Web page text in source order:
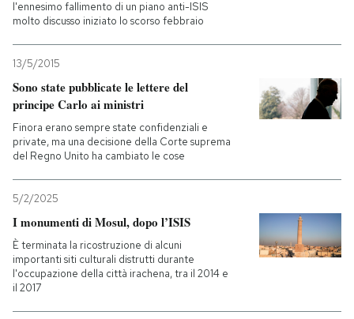
AREA PERSONALE
l'ennesimo fallimento di un piano anti-ISIS
molto discusso iniziato lo scorso febbraio
13/5/2015
Sono state pubblicate le lettere del
principe Carlo ai ministri
Finora erano sempre state confidenziali e
private, ma una decisione della Corte suprema
del Regno Unito ha cambiato le cose
5/2/2025
I monumenti di Mosul, dopo l’ISIS
È terminata la ricostruzione di alcuni
importanti siti culturali distrutti durante
l'occupazione della città irachena, tra il 2014 e
il 2017